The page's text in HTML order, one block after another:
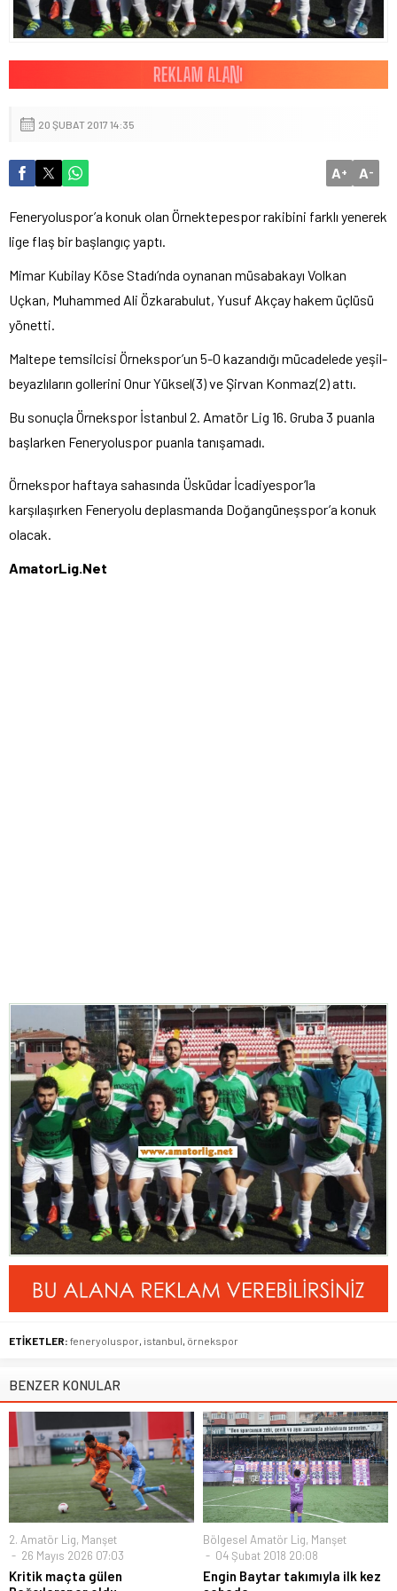
20 ŞUBAT 2017 14:35
A+ A-
Feneryoluspor’a konuk olan Örnektepespor rakibini farklı yenerek
lige flaş bir başlangıç yaptı.
Mimar Kubilay Köse Stadı’nda oynanan müsabakayı Volkan
Uçkan, Muhammed Ali Özkarabulut, Yusuf Akçay hakem üçlüsü
yönetti.
Maltepe temsilcisi Örnekspor’un 5-0 kazandığı mücadelede yeşil-
beyazlıların gollerini Onur Yüksel(3) ve Şirvan Konmaz(2) attı.
Bu sonuçla Örnekspor İstanbul 2. Amatör Lig 16. Gruba 3 puanla
başlarken Feneryoluspor puanla tanışamadı.
Örnekspor haftaya sahasında Üsküdar İcadiyespor’la
karşılaşırken Feneryolu deplasmanda Doğangüneşspor’a konuk
olacak.
AmatorLig.Net
ETİKETLER: feneryoluspor istanbul örnekspor
BENZER KONULAR
2. Amatör Lig, Manşet
26 Mayıs 2026 07:03
Kritik maçta gülen
Bölgesel Amatör Lig, Manşet
04 Şubat 2018 20:08
Engin Baytar takımıyla ilk kez